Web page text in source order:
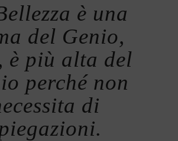
è una
del Genio,
è più alta del
perché non
di